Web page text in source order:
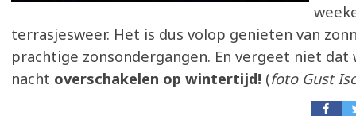
terrasjesweer. Het is dus volop genieten van
prachtige zonsondergangen. En vergeet niet dat
nacht overschakelen op wintertijd! (foto Gust